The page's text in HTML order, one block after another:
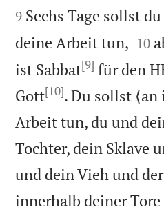
9 Sechs Tage sollst
deine Arbeit tun, 

10
ist Sabbat[9] für den
Gott[10]. Du sollst
Arbeit tun, du und
Tochter, dein Sklave
und dein Vieh und
innerhalb deiner Tore